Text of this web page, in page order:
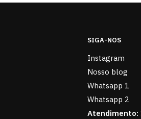
SIGA-NOS
Instagram
Nosso blog
Whatsapp 1
Whatsapp 2
Atendimento: